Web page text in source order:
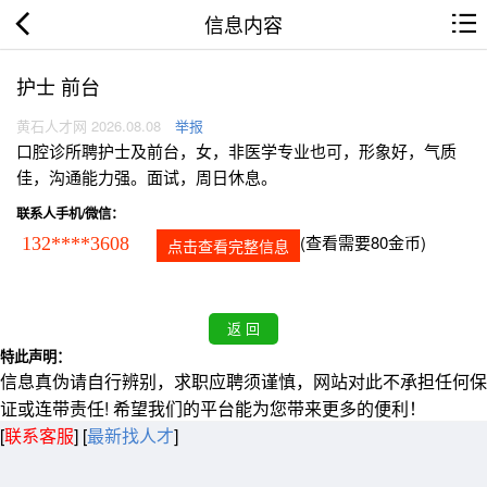
信息内容
护士 前台
黄石人才网 2026.08.08 举报
口腔诊所聘护士及前台，女，非医学专业也可，形象好，气质
佳，沟通能力强。面试，周日休息。
联系人手机/微信：
132****3608 点击查看完整信息 (查看需要80金币)
特此声明：
信息真伪请自行辨别，求职应聘须谨慎，网站对此不承担任何保
证或连带责任! 希望我们的平台能为您带来更多的便利！
[联系客服] [最新找人才]